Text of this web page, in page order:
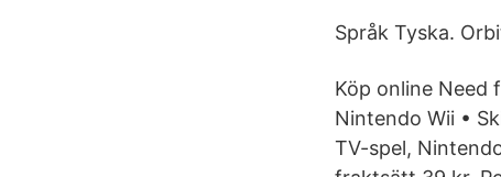
Språk Tyska.
Köp online Need
Nintendo Wii •
TV-spel,